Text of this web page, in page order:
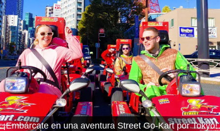
Cambiar Tienda
Tokyo Shinagawa Tokyo Akihabara#1
Tokyo Akihabara#2 Tokyo Shibuya
Tokyo Shibuya Annex Tokyo Bay
Tokyo Asakusa Osaka
Okinawa
¡Embárcate en una aventura Street Go-Kart por Tokyo!